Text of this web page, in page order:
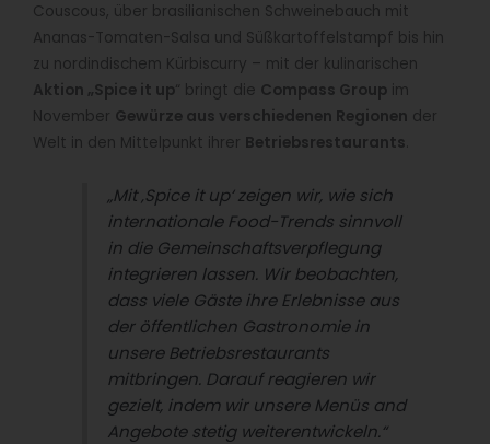
Couscous, über brasilianischen Schweinebauch mit
Ananas-Tomaten-Salsa und Süßkartoffelstampf bis hin
zu nordindischem Kürbiscurry – mit der kulinarischen
Aktion „Spice it up“ bringt die Compass Group im
November Gewürze aus verschiedenen Regionen der
Welt in den Mittelpunkt ihrer Betriebsrestaurants
„Mit ‚Spice it up‘ zeigen wir, wie sich
internationale Food-Trends sinnvoll
in die Gemeinschaftsverpflegung
integrieren lassen. Wir beobachten,
dass viele Gäste ihre Erlebnisse aus
der öffentlichen Gastronomie in
unsere Betriebsrestaurants
mitbringen. Darauf reagieren wir
gezielt, indem wir unsere Menüs and
Angebote stetig weiterentwickeln.“